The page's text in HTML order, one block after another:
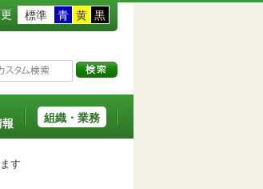
標準 青 黄 黒
組織・業務
す